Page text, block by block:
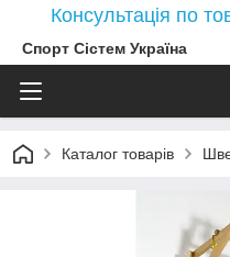
Консультація по
Спорт Сістем Україна
Каталог товарів